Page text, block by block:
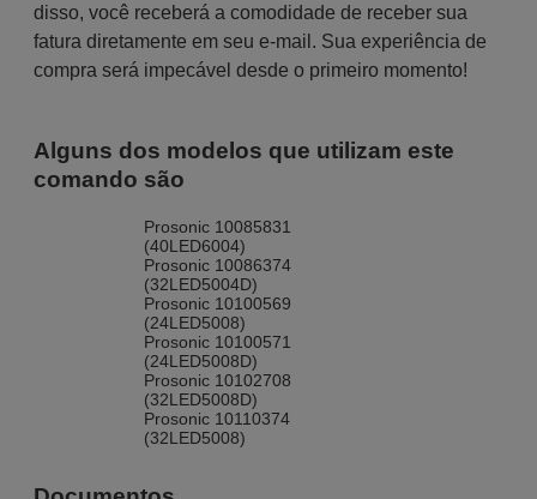
disso, você receberá a comodidade de receber sua
fatura diretamente em seu e-mail. Sua experiência de
compra será impecável desde o primeiro momento!
Alguns dos modelos que utilizam este
comando são
Prosonic 10085831
(40LED6004)
Prosonic 10086374
(32LED5004D)
Prosonic 10100569
(24LED5008)
Prosonic 10100571
(24LED5008D)
Prosonic 10102708
(32LED5008D)
Prosonic 10110374
(32LED5008)